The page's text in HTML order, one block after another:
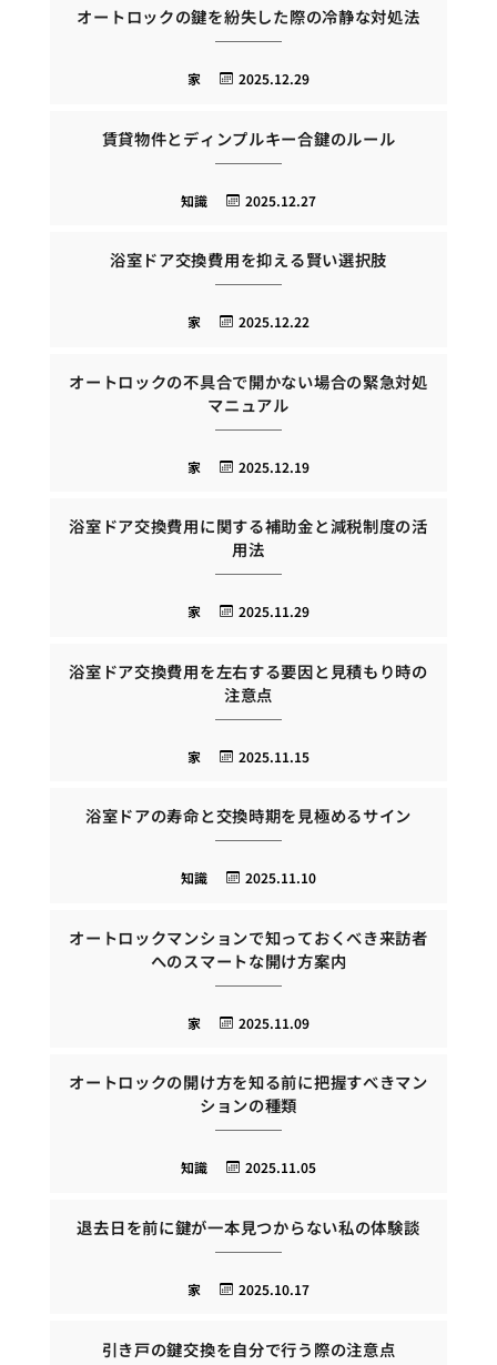
オートロックの鍵を紛失した際の冷静な対処法
2025.12.29
家
賃貸物件とディンプルキー合鍵のルール
2025.12.27
知識
浴室ドア交換費用を抑える賢い選択肢
2025.12.22
家
オートロックの不具合で開かない場合の緊急対処
マニュアル
2025.12.19
家
浴室ドア交換費用に関する補助金と減税制度の活
用法
2025.11.29
家
浴室ドア交換費用を左右する要因と見積もり時の
注意点
2025.11.15
家
浴室ドアの寿命と交換時期を見極めるサイン
2025.11.10
知識
オートロックマンションで知っておくべき来訪者
へのスマートな開け方案内
2025.11.09
家
オートロックの開け方を知る前に把握すべきマン
ションの種類
2025.11.05
知識
退去日を前に鍵が一本見つからない私の体験談
2025.10.17
家
引き戸の鍵交換を自分で行う際の注意点